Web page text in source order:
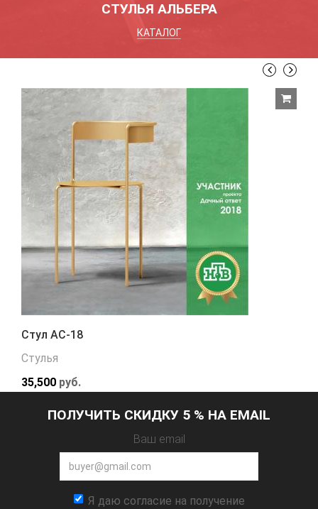
СТУЛЬЯ АЛЬБЕРА
КАТАЛОГ
Стул АС-18
Стулья
35,500 руб.
ПОЛУЧИТЬ СКИДКУ 5 % НА EMAIL
Ваш email
Я даю согласие на получение